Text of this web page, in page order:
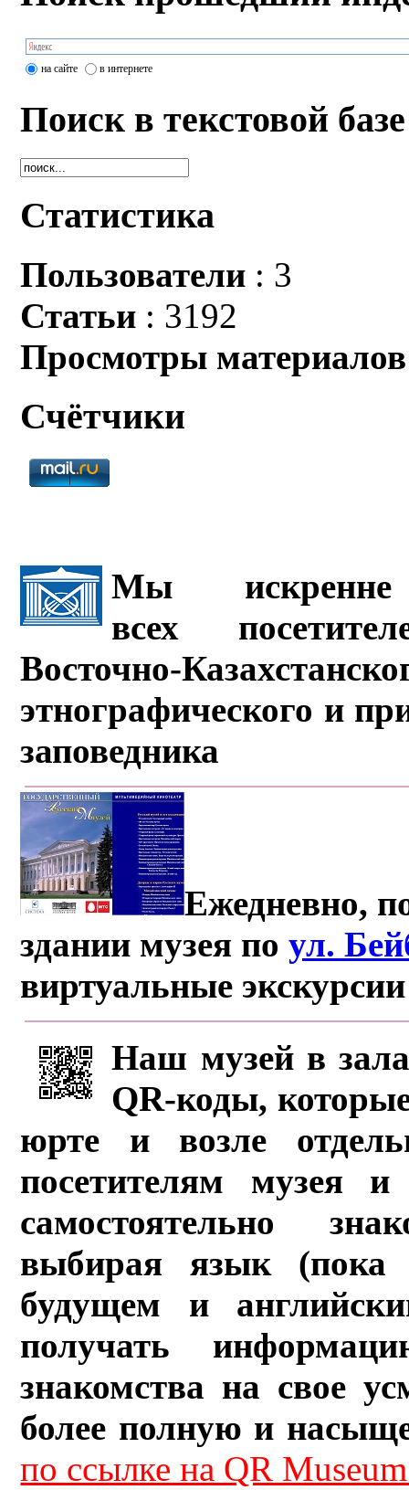
на сайте в интернете
Поиск в текстовой базе
Статистика
Пользователи : 3
Статьи : 3192
Просмотры материалов
Счётчики
Мы искренне
всех
Восточно-
этнографического и
заповедника
Ежедневно,
здании музея поул.
виртуальные
Наш музей в
QR-коды,
юрте и возле
посетителям музея и
самостоятельно
выбирая язык (пока
будущем и
получать
знакомства на свое
более полную и
по ссылке на QR